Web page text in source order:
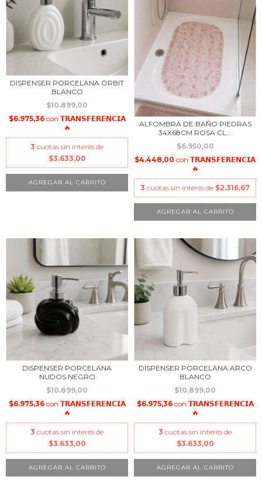
DISPENSER PORCELANA ORBIT
BLANCO
$10.899,00
$6.975,36 con 𝗧𝗥𝗔𝗡𝗦𝗙𝗘𝗥𝗘𝗡𝗖𝗜𝗔
🔥
3 cuotas sin interés de
$3.633,00
ALFOMBRA DE BAÑO PIEDRAS
34X68CM ROSA CL...
$6.950,00
$4.448,00 con 𝗧𝗥𝗔𝗡𝗦𝗙𝗘𝗥𝗘𝗡𝗖𝗜𝗔
🔥
3 cuotas sin interés de $2.316,67
DISPENSER PORCELANA
NUDOS NEGRO
$10.899,00
$6.975,36 con 𝗧𝗥𝗔𝗡𝗦𝗙𝗘𝗥𝗘𝗡𝗖𝗜𝗔
🔥
3 cuotas sin interés de
$3.633,00
DISPENSER PORCELANA ARCO
BLANCO
$10.899,00
$6.975,36 con 𝗧𝗥𝗔𝗡𝗦𝗙𝗘𝗥𝗘𝗡𝗖𝗜𝗔
🔥
3 cuotas sin interés de
$3.633,00